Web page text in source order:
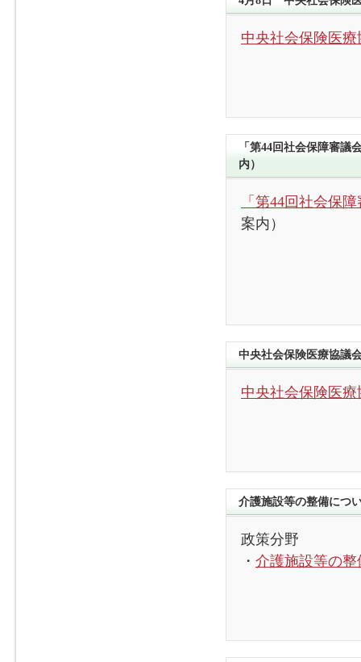
中央社会保険医
「第44回社会保障審
内）
「第44回社会保
案内）
中央社会保険医療協議
中央社会保険医
介護施設等の整備につ
政策分野
・ 介護施設等の